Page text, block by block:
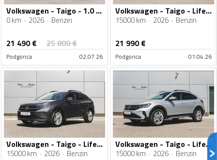
Volkswagen - Taigo - 1.0 TSI
0 km 2026 Benzin
21 490€ 25 800€
Podgorica 02.07.26
Volkswagen - Taigo - Life 1.0 TSI DSG
15000 km 2026 Benzin
21 990€
Podgorica 01.04.26
Volkswagen - Taigo - Life 1.0 TSI DSG
15000 km 2026 Benzin
Volkswagen - Taigo - Life 1.0 TSI DSG
15000 km 2026 Benzin